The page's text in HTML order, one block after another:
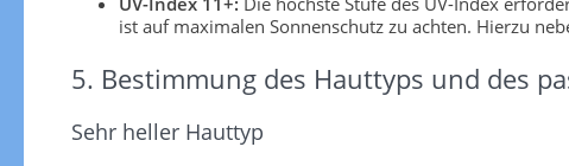
ist auf maximalen Sonnenschutz zu achten. Hierzu
5. Bestimmung des Hauttyps und des
Sehr heller Hauttyp